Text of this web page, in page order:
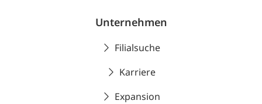
Unternehmen
Filialsuche
Karriere
Expansion